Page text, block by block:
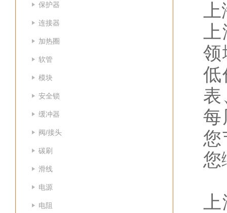
保护器
连接器
加热圈
软管
模块
安全锁
缓冲器
阀/接头
碳刷
滑线
电源
电阻
上
上
领
低
表
每
您
您
上